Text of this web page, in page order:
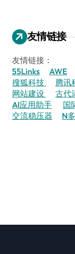
友情链接
友情链接：
55Links
AWE
搜狐科技
腾讯
网站建设
古代
AI应用助手
国
交流稳压器
N